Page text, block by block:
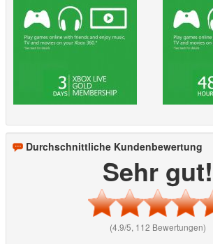
Durchschnittliche Kundenbewertung
Sehr gut!
(4.9/5, 112 Bewertungen)